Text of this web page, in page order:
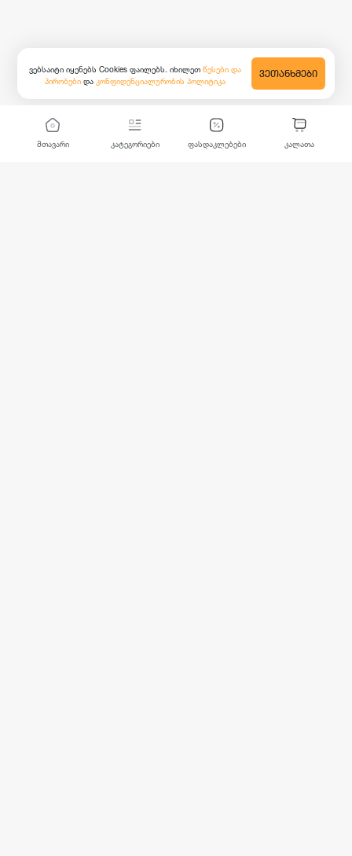
მთავარი კატეგორიები ფასდაკლებები კალათა
ვებსაიტი იყენებს Cookies ფაილებს. იხილეთ წესები და
პირობები და კონფიდენციალურობის პოლიტიკა
ᲕᲔᲗᲐᲜᲮᲛᲔᲑᲘ